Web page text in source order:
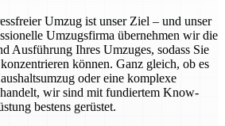
Umzug ist unser Ziel – und unser
Umzugsfirma übernehmen wir die
Ausführung Ihres Umzuges, sodass Sie
können. Ganz gleich, ob es
oder eine komplexe
wir sind mit fundiertem Know-
bestens gerüstet.